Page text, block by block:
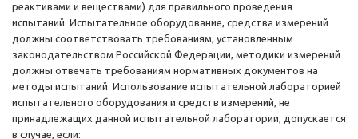
реактивами и веществами) для правильного проведения
испытаний. Испытательное оборудование, средства измерений
должны соответствовать требованиям, установленным
законодательством Российской Федерации, методики измерений
должны отвечать требованиям нормативных документов на
методы испытаний. Использование испытательной лабораторией
испытательного оборудования и средств измерений, не
принадлежащих данной испытательной лаборатории, допускается
в случае, если: